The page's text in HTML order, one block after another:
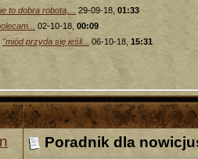
to dobra robota,... 29-09-18,01:33
02-10-18, 00:09
"miód przyda się jeśli... 06-10-18, 15:31
Poradnik dla